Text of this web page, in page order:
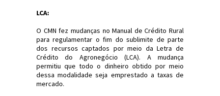
LCA:
O CMN fez mudanças no Manual de Crédito Rural
para regulamentar o fim do sublimite de parte
dos recursos captados por meio da Letra de
Crédito do Agronegócio (LCA). A mudança
permitiu que todo o dinheiro obtido por meio
dessa modalidade seja emprestado a taxas de
mercado.